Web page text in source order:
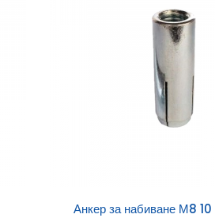
Добави в
Анкер за набиване М8